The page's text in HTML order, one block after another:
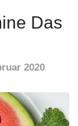
Das
2020